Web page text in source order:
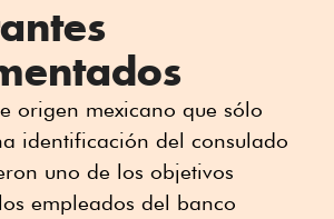
origen mexicano que sólo
identificación del consulado
uno de los objetivos
empleados del banco